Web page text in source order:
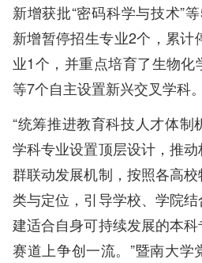
新增获批“密码科学与技术”
新增暂停招生专业2个，累计
业1个，并重点培育了生物
等7个自主设置新兴交叉学科。
“统筹推进教育科技人才体制
学科专业设置顶层设计，推
群联动发展机制，按照各高
类与定位，引导学校、学院
建适合自身可持续发展的本
赛道上争创一流。”暨南大学